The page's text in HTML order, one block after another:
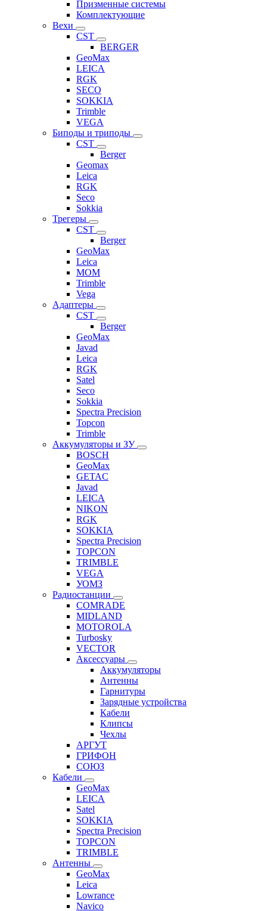
Призменные системы
Комплектующие
Вехи
CST
BERGER
GeoMax
LEICA
RGK
SECO
SOKKIA
Trimble
VEGA
Биподы и триподы
CST
Berger
Geomax
Leica
RGK
Seco
Sokkia
Трегеры
CST
Berger
GeoMax
Leica
MOM
Trimble
Vega
Адаптеры
CST
Berger
GeoMax
Javad
Leica
RGK
Satel
Seco
Sokkia
Spectra Precision
Topcon
Trimble
Аккумуляторы и ЗУ
BOSCH
GeoMax
GETAC
Javad
LEICA
NIKON
RGK
SOKKIA
Spectra Precision
TOPCON
TRIMBLE
VEGA
УОМЗ
Радиостанции
COMRADE
MIDLAND
MOTOROLA
Turbosky
VECTOR
Аксессуары
Аккумуляторы
Антенны
Гарнитуры
Зарядные устройства
Кабели
Клипсы
Чехлы
АРГУТ
ГРИФОН
СОЮЗ
Кабели
GeoMax
LEICA
Satel
SOKKIA
Spectra Precision
TOPCON
TRIMBLE
Антенны
GeoMax
Leica
Lowrance
Navico